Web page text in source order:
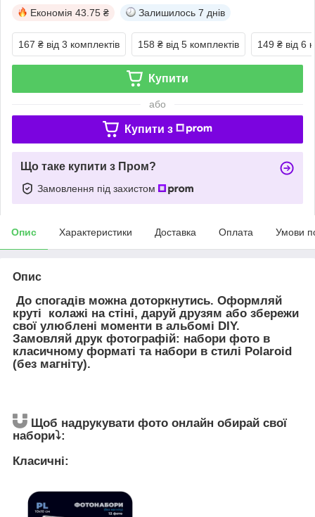
Економія 43.75 ₴ Залишилось 7 днів
167 ₴ від 3 комплектів 158 ₴ від 5 комплектів 149 ₴ від 6
Купити
або
Купити з
Що таке купити з Пром?
Замовлення під захистом
Опис Характеристики Доставка Оплата Умови
Опис
До спогадів можна доторкнутись. Оформляй
круті колажі на стіні, даруй друзям або збережи
свої улюблені моменти в альбомі DIY.
Замовляй друк фотографій: набори фото в
класичному форматі та набори в стилі Polaroid
(без магніту).
Щоб надрукувати фото онлайн обирай свої
набори⤵️:
Класичні: